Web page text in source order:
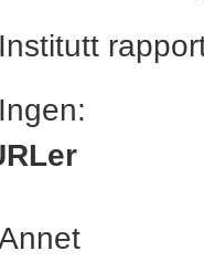
Institutt
Ingen: